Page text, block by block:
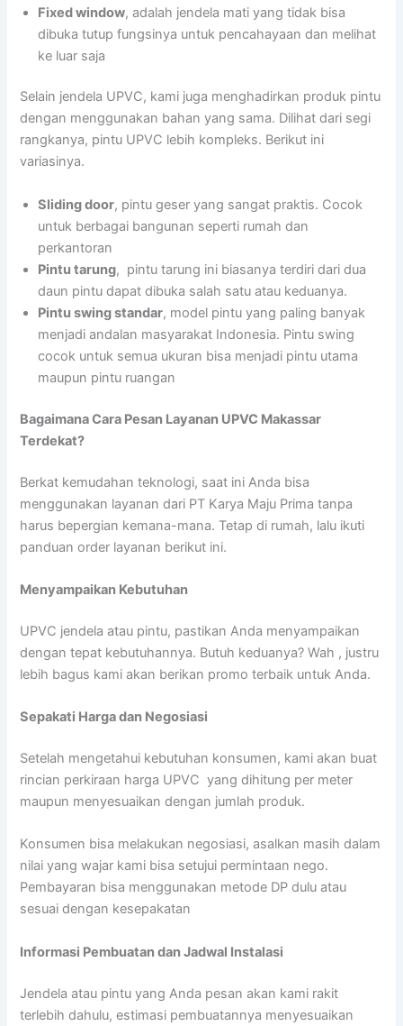
Fixed window, adalah jendela mati yang tidak bisa
dibuka tutup fungsinya untuk pencahayaan dan melihat
ke luar saja
Selain jendela UPVC, kami juga menghadirkan produk pintu
dengan menggunakan bahan yang sama. Dilihat dari segi
rangkanya, pintu UPVC lebih kompleks. Berikut ini
variasinya.
Sliding door, pintu geser yang sangat praktis. Cocok
untuk berbagai bangunan seperti rumah dan
perkantoran
Pintu tarung, pintu tarung ini biasanya terdiri dari dua
daun pintu dapat dibuka salah satu atau keduanya.
Pintu swing standar, model pintu yang paling banyak
menjadi andalan masyarakat Indonesia. Pintu swing
cocok untuk semua ukuran bisa menjadi pintu utama
maupun pintu ruangan
Bagaimana Cara Pesan Layanan UPVC Makassar
Terdekat?
Berkat kemudahan teknologi, saat ini Anda bisa
menggunakan layanan dari PT Karya Maju Prima tanpa
harus bepergian kemana-mana. Tetap di rumah, lalu ikuti
panduan order layanan berikut ini.
Menyampaikan Kebutuhan
UPVC jendela atau pintu, pastikan Anda menyampaikan
dengan tepat kebutuhannya. Butuh keduanya? Wah , justru
lebih bagus kami akan berikan promo terbaik untuk Anda.
Sepakati Harga dan Negosiasi
Setelah mengetahui kebutuhan konsumen, kami akan buat
rincian perkiraan harga UPVC yang dihitung per meter
maupun menyesuaikan dengan jumlah produk.
Konsumen bisa melakukan negosiasi, asalkan masih dalam
nilai yang wajar kami bisa setujui permintaan nego.
Pembayaran bisa menggunakan metode DP dulu atau
sesuai dengan kesepakatan
Informasi Pembuatan dan Jadwal Instalasi
Jendela atau pintu yang Anda pesan akan kami rakit
terlebih dahulu, estimasi pembuatannya menyesuaikan